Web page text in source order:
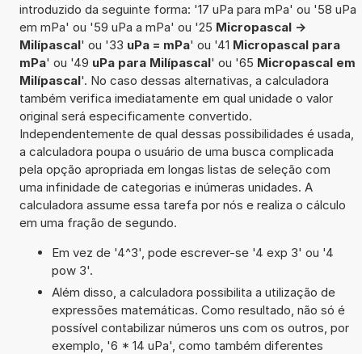
introduzido da seguinte forma: '17 uPa para mPa' ou '58 uPa
em mPa' ou '59 uPa a mPa' ou '25 Micropascal ->
Milípascal' ou '33 uPa = mPa' ou '41 Micropascal para
mPa' ou '49 uPa para Milípascal' ou '65 Micropascal em
Milípascal'. No caso dessas alternativas, a calculadora
também verifica imediatamente em qual unidade o valor
original será especificamente convertido.
Independentemente de qual dessas possibilidades é usada,
a calculadora poupa o usuário de uma busca complicada
pela opção apropriada em longas listas de seleção com
uma infinidade de categorias e inúmeras unidades. A
calculadora assume essa tarefa por nós e realiza o cálculo
em uma fração de segundo.
Em vez de '4^3', pode escrever-se '4 exp 3' ou '4
pow 3'.
Além disso, a calculadora possibilita a utilização de
expressões matemáticas. Como resultado, não só é
possível contabilizar números uns com os outros, por
exemplo, '6 * 14 uPa', como também diferentes